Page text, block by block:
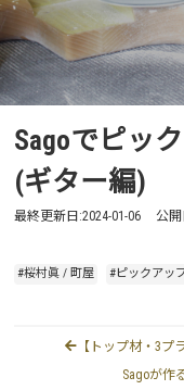
Sagoでピッ
(ギター編)
最終更新日:2024-01-06 公開
#桜村眞 / 町屋 #ピックアッ
Sagoが作
【トップ材・3プ